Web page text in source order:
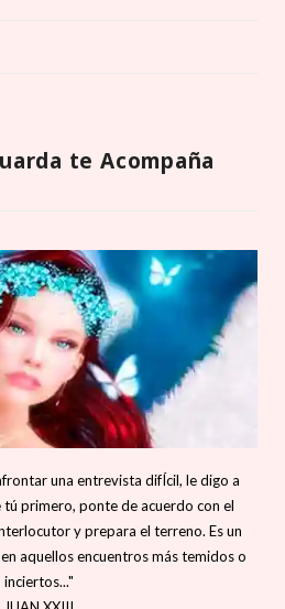
te Acompaña
una entrevista difÍcil, le digo a
tú primero, ponte de acuerdo con el
y prepara el terreno. Es un
aquellos encuentros más temidos o
inciertos..."